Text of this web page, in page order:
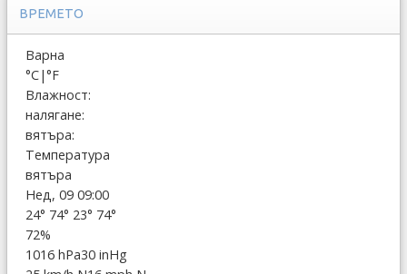
ВРЕМЕТО
Варна
°C|°F
Влажност:
налягане:
вятъра:
Температура
вятъра
Нед, 09 09:00
24° 74° 23° 74°
72%
1016 hPa30 inHg